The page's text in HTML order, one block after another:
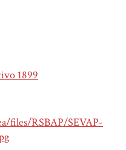
1899
files/RSBAP/SEVAP-